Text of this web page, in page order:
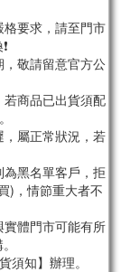
要求，請至門市
敬請留意官方公
商品已出貨須配
屬正常狀況，若
黑名單客戶，拒
)，情節重大者不
體門市可能有所
須知】辦理。